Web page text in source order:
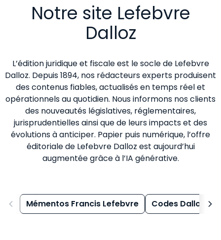
Notre site Lefebvre
Dalloz
L’édition juridique et fiscale est le socle de Lefebvre
Dalloz. Depuis 1894, nos rédacteurs experts produisent
des contenus fiables, actualisés en temps réel et
opérationnels au quotidien. Nous informons nos clients
des nouveautés législatives, réglementaires,
jurisprudentielles ainsi que de leurs impacts et des
évolutions à anticiper. Papier puis numérique, l’offre
éditoriale de Lefebvre Dalloz est aujourd’hui
augmentée grâce à l’IA générative.
Mémentos Francis Lefebvre Codes Dalloz